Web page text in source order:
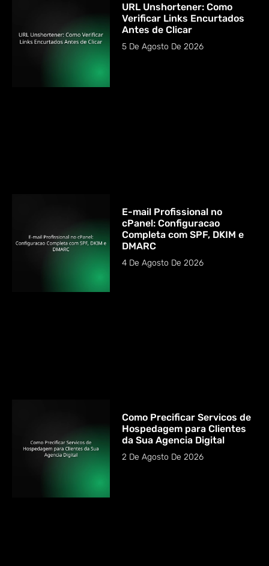
URL Unshortener: Como
Verificar Links Encurtados
Antes de Clicar
5 De Agosto De 2026
E-mail Profissional no
cPanel: Configuracao
Completa com SPF, DKIM e
DMARC
4 De Agosto De 2026
Como Precificar Servicos de
Hospedagem para Clientes
da Sua Agencia Digital
2 De Agosto De 2026